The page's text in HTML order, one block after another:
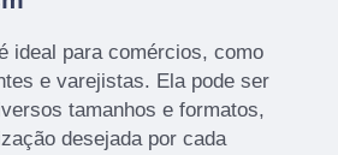
ideal para comércios, como
e varejistas. Ela pode ser
tamanhos e formatos,
desejada por cada